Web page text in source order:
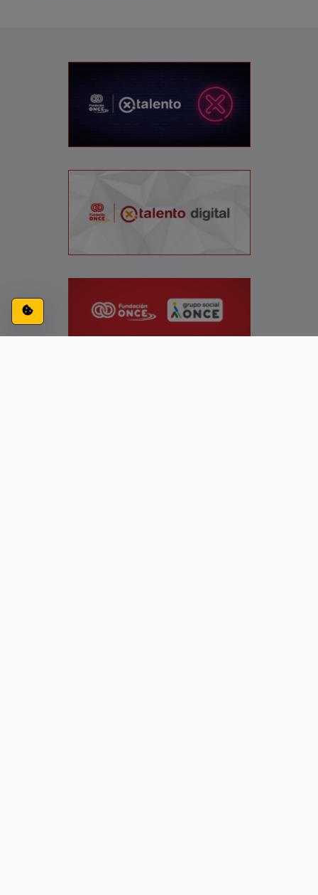
Configuración de cookies